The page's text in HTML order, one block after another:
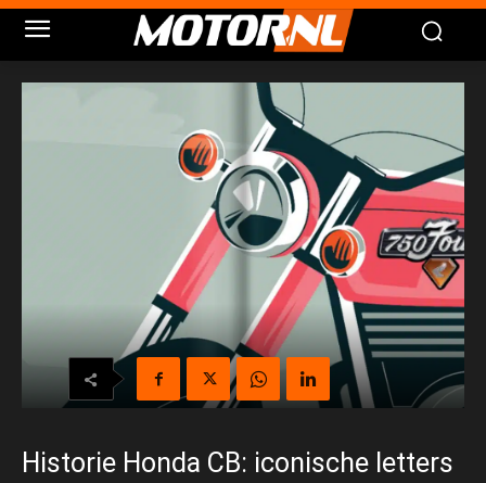
Historie Honda CB: iconische letters